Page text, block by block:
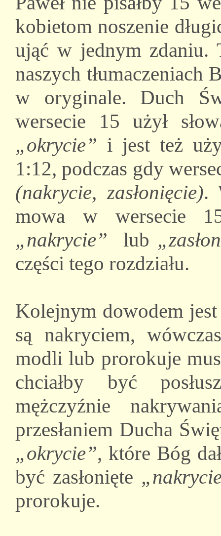
kobietom noszenie
ująć w jednym zdaniu.
naszych tłumaczeniach
w oryginale. Duch
wersecie 15 użył
„okrycie” i jest też
1:12, podczas gdy
(nakrycie, zasłonięcie).
mowa w wersecie
„nakrycie” lub „
części tego rozdziału.
Kolejnym dowodem jest
są nakryciem,
modli lub prorokuje
chciałby być
mężczyźnie
przesłaniem Ducha
„okrycie”, które Bóg
być zasłonięte
prorokuje.